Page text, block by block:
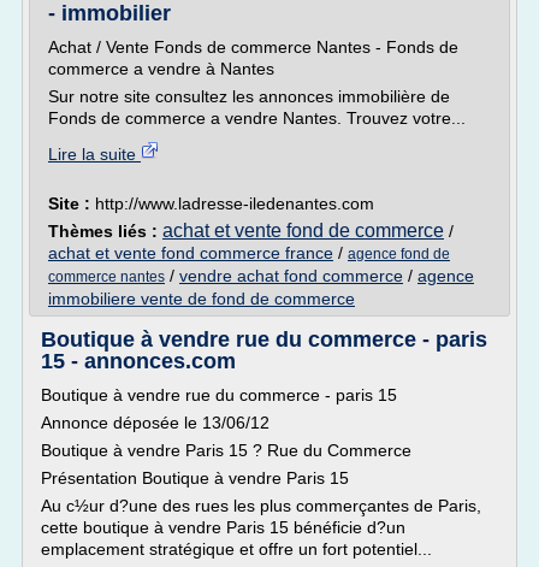
- immobilier
Achat / Vente Fonds de commerce Nantes - Fonds de
commerce a vendre à Nantes
Sur notre site consultez les annonces immobilière de
Fonds de commerce a vendre Nantes. Trouvez votre...
Lire la suite
Site : http://www.ladresse-iledenantes.com
Thèmes liés : achat et vente fond de commerce /
achat et vente fond commerce france / agence fond de
commerce nantes / vendre achat fond commerce / agence
immobiliere vente de fond de commerce
Boutique à vendre rue du commerce - paris
15 - annonces.com
Boutique à vendre rue du commerce - paris 15
Annonce déposée le 13/06/12
Boutique à vendre Paris 15 ? Rue du Commerce
Présentation Boutique à vendre Paris 15
Au c½ur d?une des rues les plus commerçantes de Paris,
cette boutique à vendre Paris 15 bénéficie d?un
emplacement stratégique et offre un fort potentiel...